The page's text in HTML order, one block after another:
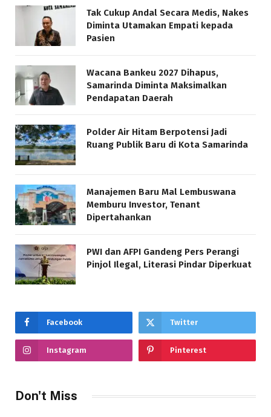
Tak Cukup Andal Secara Medis, Nakes
Diminta Utamakan Empati kepada
Pasien
Wacana Bankeu 2027 Dihapus,
Samarinda Diminta Maksimalkan
Pendapatan Daerah
Polder Air Hitam Berpotensi Jadi
Ruang Publik Baru di Kota Samarinda
Manajemen Baru Mal Lembuswana
Memburu Investor, Tenant
Dipertahankan
PWI dan AFPI Gandeng Pers Perangi
Pinjol Ilegal, Literasi Pindar Diperkuat
Facebook Twitter
Instagram Pinterest
Don't Miss